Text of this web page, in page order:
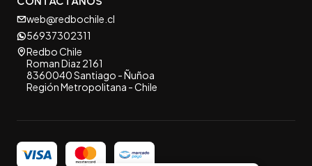
web@redbochile.cl
56937302311
Redbo Chile
Roman Diaz 2161
8360040 Santiago - Ñuñoa
Región Metropolitana - Chile